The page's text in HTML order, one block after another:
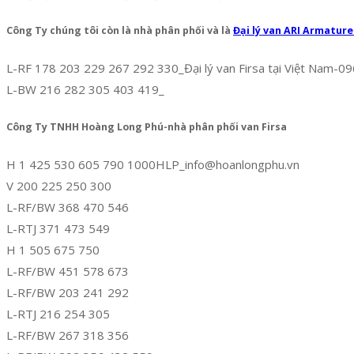
Công Ty chúng tôi còn là nhà phân phối và là Đại lý van ARI
L-RF 178 203 229 267 292 330_Đại lý van Firsa tại Việt Nam-
L-BW 216 282 305 403 419_
Công Ty TNHH Hoàng Long Phú-nhà phân phối van Firsa
H 1 425 530 605 790 1000HLP_info@hoanlongphu.vn
V 200 225 250 300
L-RF/BW 368 470 546
L-RTJ 371 473 549
H 1 505 675 750
L-RF/BW 451 578 673
L-RF/BW 203 241 292
L-RTJ 216 254 305
L-RF/BW 267 318 356